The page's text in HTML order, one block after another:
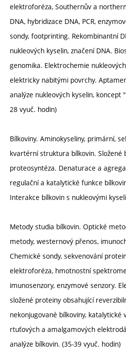
elektroforéza, Southernův a
DNA, hybridizace DNA, PCR,
sondy, footprinting. Rekombinantní
nukleových kyselin, značení DNA.
genomika. Elektrochemie
elektricky nabitými povrchy.
analýze nukleových kyselin,
28 vyuč. hodin)
Bílkoviny. Aminokyseliny, primární,
kvartérní struktura bílkovin. Složené
proteosyntéza. Denaturace a
regulační a katalytické funkce
Interakce bílkovin s nukleovými
Metody studia bílkovin. Optické
metody, westernový přenos,
Chemické sondy, sekvenování
elektroforéza, hmotnostní
imunosenzory, enzymové senzory.
složené proteiny obsahující
nekonjugované bílkoviny, katalytické
rtuťových a amalgamových
analýze bílkovin. (35-39 vyuč. hodin)